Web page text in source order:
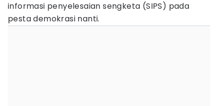
informasi penyelesaian sengketa (SIPS) pada
pesta demokrasi nanti.